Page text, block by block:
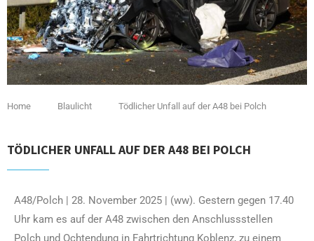
Home Blaulicht Tödlicher Unfall auf der A48 bei Polch
TÖDLICHER UNFALL AUF DER A48 BEI POLCH
A48/Polch | 28. November 2025 | (ww). Gestern gegen 17.40
Uhr kam es auf der A48 zwischen den Anschlussstellen